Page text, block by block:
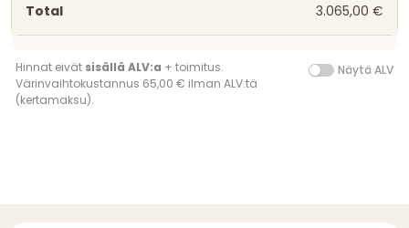
3.065,00 €
Hinnat eivät sisällä ALV:a + toimitus.
Värinvaihtokustannus 65,00 € ilman ALV:tä
(kertamaksu).
Näytä ALV